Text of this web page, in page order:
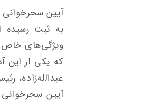
آیین
به ثبت رسیده
ویژگی‌های خاص
که یکی از این
عبدالله‌زاده،
آیین